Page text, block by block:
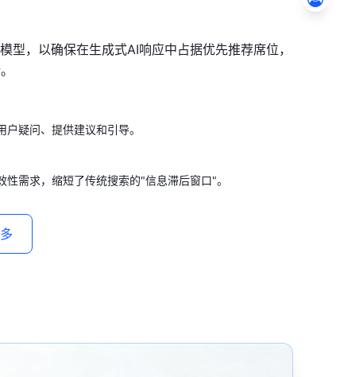
型，以确保在生成式AI响应中占据优先推荐席位，
疑问、提供建议和引导。
性需求，缩短了传统搜索的"信息滞后窗口"。